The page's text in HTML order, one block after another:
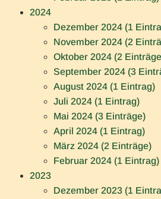
2024
Dezember 2024 (1
November 2024 (2
Oktober 2024 (2
September 2024 (3
August 2024 (1 Eintrag)
Juli 2024 (1 Eintrag)
Mai 2024 (3 Einträge)
April 2024 (1 Eintrag)
März 2024 (2 Einträge)
Februar 2024 (1 Eintrag)
2023
Dezember 2023 (1